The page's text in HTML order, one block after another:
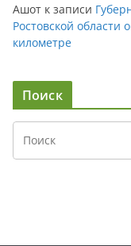
Ашот к записи
Ростовской области
километре
Поиск